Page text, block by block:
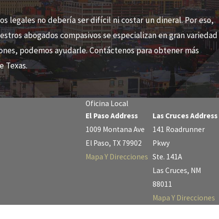
legales no debería ser difícil ni costar un dineral. Por eso,
abogados compasivos se especializan en gran variedad
podemos ayudarle. Contáctenos para obtener más
Texas.
Oficina Local
El Paso Address
1009 Montana Ave
El Paso, TX 79902
Mapa Y Direcciones
Las Cruces Address
141 Roadrunner
Pkwy
Ste. 141A
Las Cruces, NM
88011
Mapa Y Direcciones